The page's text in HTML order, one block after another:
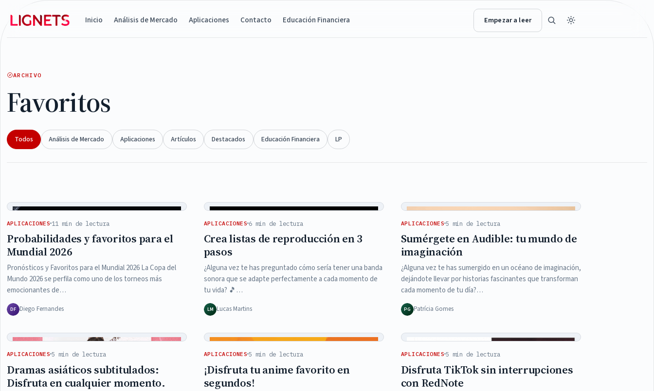
Inicio Análisis de Mercado Aplicaciones Contacto Educación Financiera Empezar a leer
ARCHIVO
Favoritos
Todos Análisis de Mercado Aplicaciones Artículos Destacados Educación Financiera LP
Articles
APLICACIONES 11 min de lectura
Probabilidades y favoritos para el
Mundial 2026
Pronósticos y Favoritos para el Mundial 2026 La Copa del
Mundo 2026 se perfila como uno de los torneos más
emocionantes de…
DF Diego Fernandes
APLICACIONES 6 min de lectura
Crea listas de reproducción en 3
pasos
¿Alguna vez te has preguntado cómo sería tener una banda
sonora que se adapte perfectamente a cada momento de
tu vida? 🎵…
LM Lucas Martins
APLICACIONES 5 min de lectura
Sumérgete en Audible: tu mundo de
imaginación
¿Alguna vez te has sumergido en un océano de imaginación,
dejándote llevar por historias fascinantes que transforman
cada momento de tu día?…
PG Patrícia Gomes
APLICACIONES 5 min de lectura
Dramas asiáticos subtitulados:
Disfruta en cualquier momento.
APLICACIONES 5 min de lectura
¡Disfruta tu anime favorito en
segundos!
APLICACIONES 5 min de lectura
Disfruta TikTok sin interrupciones
con RedNote